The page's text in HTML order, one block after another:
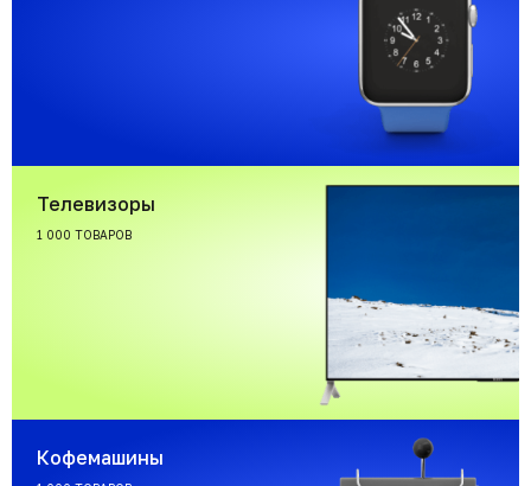
Телевизоры
1 000 ТОВАРОВ
Кофемашины